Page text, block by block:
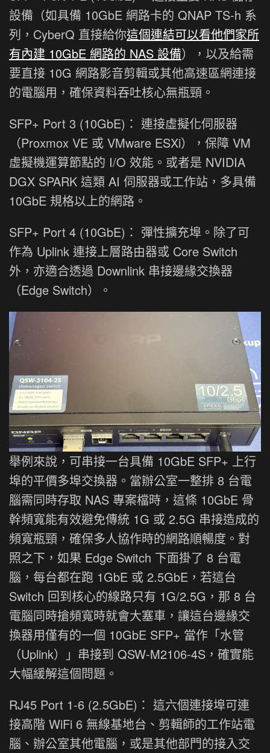
設備（如具備 10GbE 網路卡的 QNAP TS-h 系
列，CyberQ 直接給你這個連結可以看他們家所
有內建 10GbE 網路的 NAS 設備），以及給需
要直接 10G 網路影音剪輯或其他高速區網連接
的電腦用，確保資料吞吐核心無瓶頸。
SFP+ Port 3 (10GbE)： 連接虛擬化伺服器
（Proxmox VE 或 VMware ESXi），保障 VM
虛擬機運算節點的 I/O 效能。或者是 NVIDIA
DGX SPARK 這類 AI 伺服器或工作站，多具備
10GbE 規格以上的網路。
SFP+ Port 4 (10GbE)： 彈性擴充埠。除了可
作為 Uplink 連接上層路由器或 Core Switch
外，亦適合透過 Downlink 串接邊緣交換器
（Edge Switch）。
舉例來說，可串接一台具備 10GbE SFP+ 上行
埠的平價多埠交換器。當辦公室一整排 8 台電
腦需同時存取 NAS 專案檔時，這條 10GbE 骨
幹頻寬能有效避免傳統 1G 或 2.5G 串接造成的
頻寬瓶頸，確保多人協作時的網路順暢度。對
照之下，如果 Edge Switch 下面掛了 8 台電
腦，每台都在跑 1GbE 或 2.5GbE，若這台
Switch 回到核心的線路只有 1G/2.5G，那 8 台
電腦同時搶頻寬時就會大塞車，讓這台邊緣交
換器用僅有的一個 10GbE SFP+ 當作「水管
（Uplink）」串接到 QSW-M2106-4S，確實能
大幅緩解這個問題。
RJ45 Port 1-6 (2.5GbE)： 這六個連接埠可連
接高階 WiFi 6 無線基地台、剪輯師的工作站電
腦、辦公室其他電腦，或是其他部門的接入交